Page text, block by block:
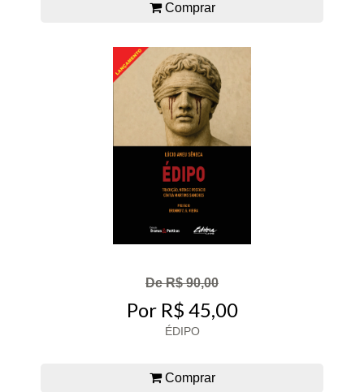
Comprar
De R$ 90,00
Por R$ 45,00
ÉDIPO
Comprar